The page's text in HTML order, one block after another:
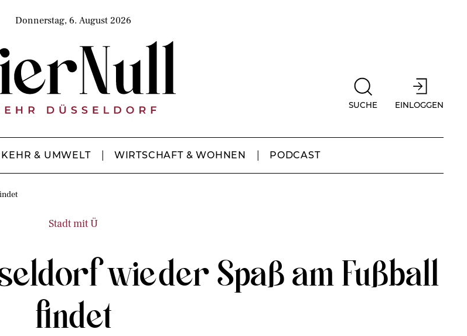
Donnerstag, 6. August 2026
SUCHE EINLOGGEN
& UMWELT WIRTSCHAFT & WOHNEN PODCAST
Stadt mit Ü
wieder Spaß am Fußball
findet